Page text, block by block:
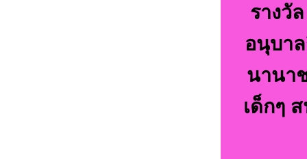
รางวั
อนุบา
นานา
เด็กๆ